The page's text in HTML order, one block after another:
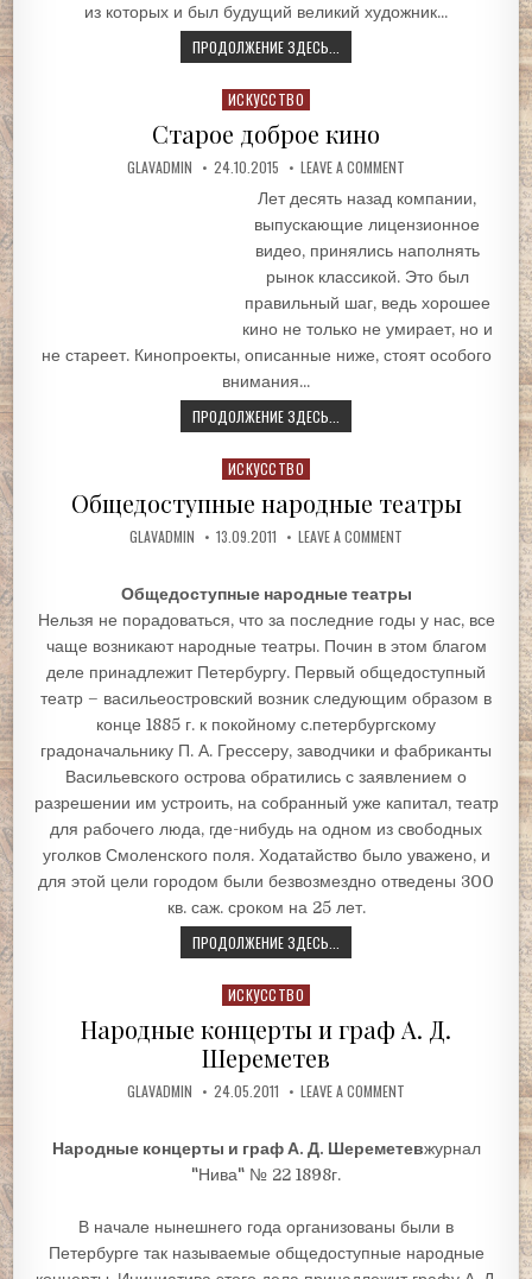
из которых и был будущий великий художник...
ПРОДОЛЖЕНИЕ ЗДЕСЬ...
Posted
ИСКУССТВО
Старое доброе кино
GLAVADMIN 24.10.2015 LEAVE A COMMENT
Лет десять назад компании,
выпускающие лицензионное
видео, принялись наполнять
рынок классикой. Это был
правильный шаг, ведь хорошее
кино не только не умирает, но и
не стареет. Кинопроекты, описанные ниже, стоят особого
внимания...
ПРОДОЛЖЕНИЕ ЗДЕСЬ...
Posted
ИСКУССТВО
Общедоступные народные театры
GLAVADMIN 13.09.2011 LEAVE A COMMENT
Общедоступные народные театры
Нельзя не порадоваться, что за последние годы у нас, все
чаще возникают народные театры. Почин в этом благом
деле принадлежит Петербургу. Первый общедоступный
театр – васильеостровский возник следующим образом в
конце 1885 г. к покойному с.петербургскому
градоначальнику П. А. Грессеру, заводчики и фабриканты
Васильевского острова обратились с заявлением о
разрешении им устроить, на собранный уже капитал, театр
для рабочего люда, где-нибудь на одном из свободных
уголков Смоленского поля. Ходатайство было уважено, и
для этой цели городом были безвозмездно отведены 300
кв. саж. сроком на 25 лет.
ПРОДОЛЖЕНИЕ ЗДЕСЬ...
Posted
ИСКУССТВО
Народные концерты и граф А. Д.
Шереметев
GLAVADMIN 24.05.2011 LEAVE A COMMENT
Народные концерты и граф А. Д. Шереметевжурнал
"Нива" № 22 1898г.
В начале нынешнего года организованы были в
Петербурге так называемые общедоступные народные